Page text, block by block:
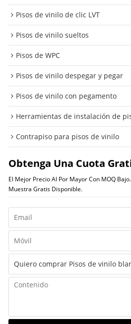
Pisos de vinilo de clic LVT
Pisos de vinilo sueltos
Pisos de WPC
Pisos de vinilo despegar y pegar
Pisos de vinilo con pegamento
Herramientas de instalación de pisos
Contrapiso para pisos de vinilo
Obtenga Una Cuota
El Mejor Precio Al Por Mayor Con MOQ Bajo.
Muestra Gratis Disponible.